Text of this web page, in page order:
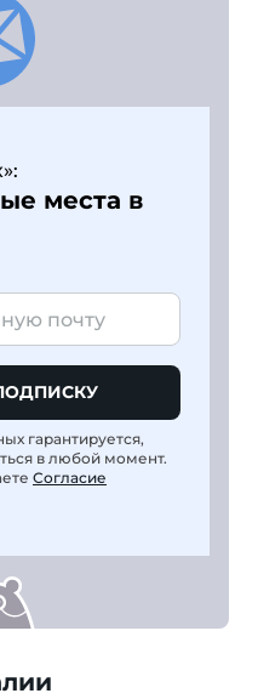
места в
гарантируется,
в любой момент.
Согласие